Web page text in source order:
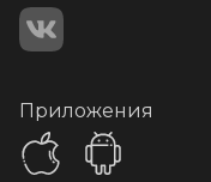
Приложения